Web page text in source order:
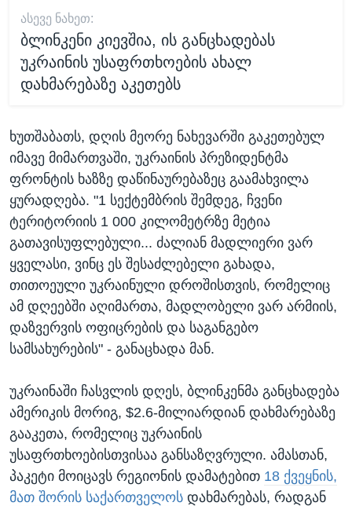
ᲐᲡᲔᲕᲔ ᲜᲐᲮᲔᲗ:
ბლინკენი კიევშია, ის განცხადებას
უკრაინის უსაფრთხოების ახალ
დახმარებაზე აკეთებს
ხუთშაბათს, დღის მეორე ნახევარში გაკეთებულ
იმავე მიმართვაში, უკრაინის პრეზიდენტმა
ფრონტის ხაზზე დაწინაურებაზეც გაამახვილა
ყურადღება. "1 სექტემბრის შემდეგ, ჩვენი
ტერიტორიის 1 000 კილომეტრზე მეტია
გათავისუფლებული... ძალიან მადლიერი ვარ
ყველასი, ვინც ეს შესაძლებელი გახადა,
თითოეული უკრაინული დროშისთვის, რომელიც
ამ დღეებში აღიმართა, მადლობელი ვარ არმიის,
დაზვერვის ოფიცრების და საგანგებო
სამსახურების" - განაცხადა მან.
უკრაინაში ჩასვლის დღეს, ბლინკენმა განცხადება
ამერიკის მორიგ, $2.6-მილიარდიან დახმარებაზე
გააკეთა, რომელიც უკრაინის
უსაფრთხოებისთვისაა განსაზღვრული. ამასთან,
პაკეტი მოიცავს რეგიონის დამატებით 18 ქვეყნის,
მათ შორის საქართველოს დახმარებას, რადგან